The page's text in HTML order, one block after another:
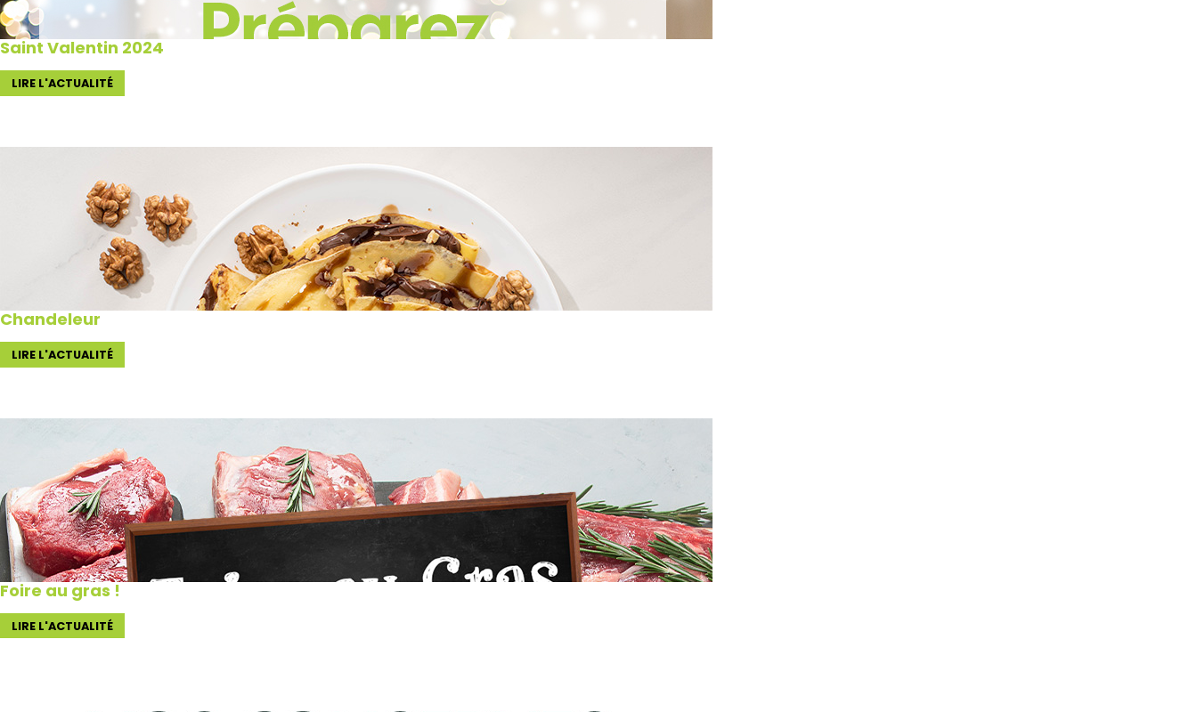
Saint Valentin 2024
LIRE L'ACTUALITÉ
Chandeleur
LIRE L'ACTUALITÉ
Foire au gras !
LIRE L'ACTUALITÉ